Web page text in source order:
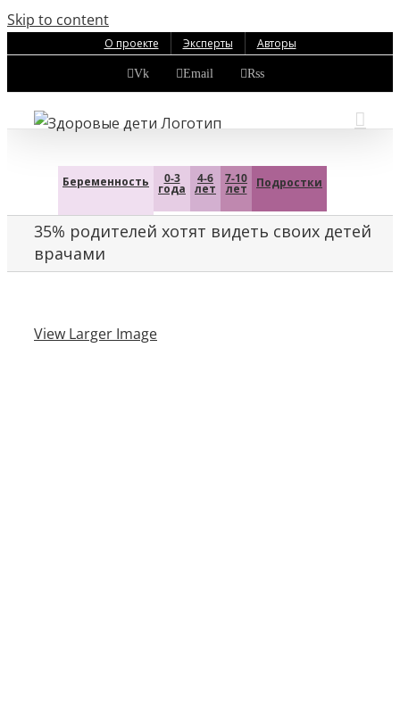
Skip to content
О проекте Эксперты Авторы
Vk Email Rss
Беременность 0-3
года
4-6
лет
7-10
лет Подростки
35% родителей хотят видеть своих детей
врачами
View Larger Image